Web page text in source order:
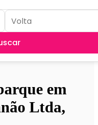
em
Ltda,